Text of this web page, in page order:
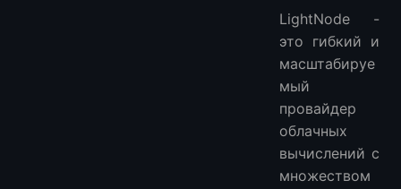
LightNode -
это гибкий и
масштабируе
мый
провайдер
облачных
вычислений с
множеством